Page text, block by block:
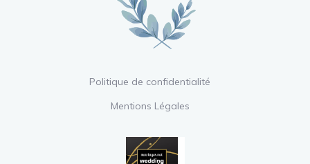
Politique de confidentialité
Mentions Légales